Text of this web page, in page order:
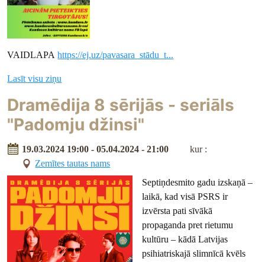
VAIDLAPAhttps://ej.uz/pavasara_stādu_t...
Lasīt visu ziņu
Dramēdija 8 sērijās - seriāls
"Padomju džinsi"
19.03.2024 19:00 - 05.04.2024 - 21:00
kur :
Zemītes tautas nams
Septiņdesmito gadu izskaņā –
laikā, kad visā PSRS ir
izvērsta pati sīvākā
propaganda pret rietumu
kultūru – kādā Latvijas
psihiatriskajā slimnīcā kvēls